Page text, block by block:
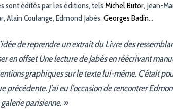
sont édités par les éditions, tels Michel Butor, Jean-
Alain Coulange, Edmond Jabès,Georges Badin…
de reprendre un extrait du Livre des
en offset Une lecture de Jabès en réécrivant
graphiques sur le texte lui-même. C’était
J’ai eu l’occasion de rencontrer
parisienne. »